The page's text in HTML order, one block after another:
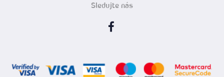
Sledujte nás